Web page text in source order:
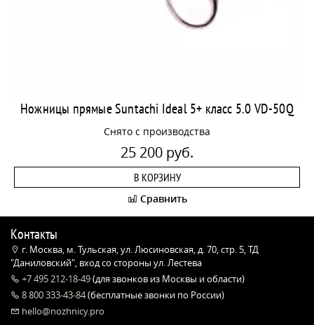
Ножницы прямые Suntachi Ideal 5+ класс 5.0 VD-50Q
Снято с производства
25 200 руб.
В КОРЗИНУ
Сравнить
Контакты
г. Москва, м. Тульская, ул. Люсиновская, д. 70, стр. 5, ТД
"Даниловский", вход со стороны ул. Лестева
+7 495 212-18-49(для звонков из Москвы и области)
8 800 333-43-84(бесплатные звонки по России)
hello@nozhnicy.pro